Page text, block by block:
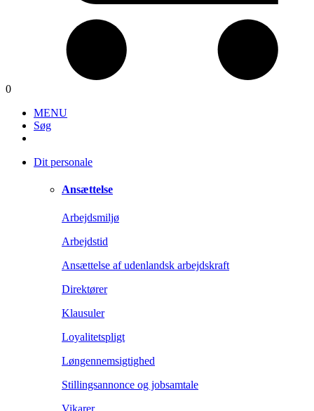
0
MENU
Søg
Dit personale
Ansættelse
Arbejdsmiljø
Arbejdstid
Ansættelse af udenlandsk arbejdskraft
Direktører
Klausuler
Loyalitetspligt
Løngennemsigtighed
Stillingsannonce og jobsamtale
Vikarer